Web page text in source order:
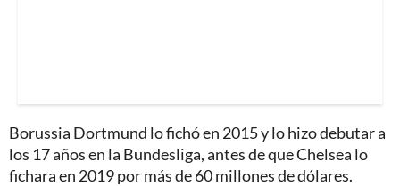
Borussia Dortmund lo fichó en 2015 y lo hizo debutar a
los 17 años en la Bundesliga, antes de que Chelsea lo
fichara en 2019 por más de 60 millones de dólares.